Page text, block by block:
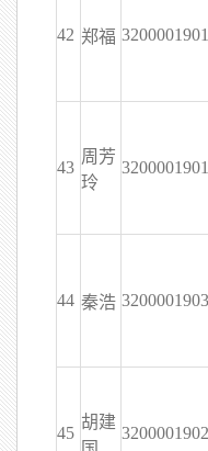
42 郑福
43
周芳
玲
44 秦浩
45
胡建